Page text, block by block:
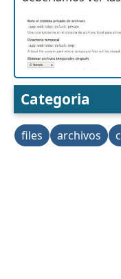
Categoria
files archivos